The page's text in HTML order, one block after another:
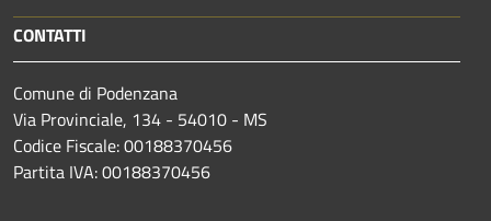
CONTATTI
Comune di Podenzana
Via Provinciale, 134 - 54010 - MS
Codice Fiscale: 00188370456
Partita IVA: 00188370456